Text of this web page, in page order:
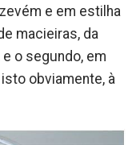
e em estilha
macieiras, da
o segundo, em
obviamente, à